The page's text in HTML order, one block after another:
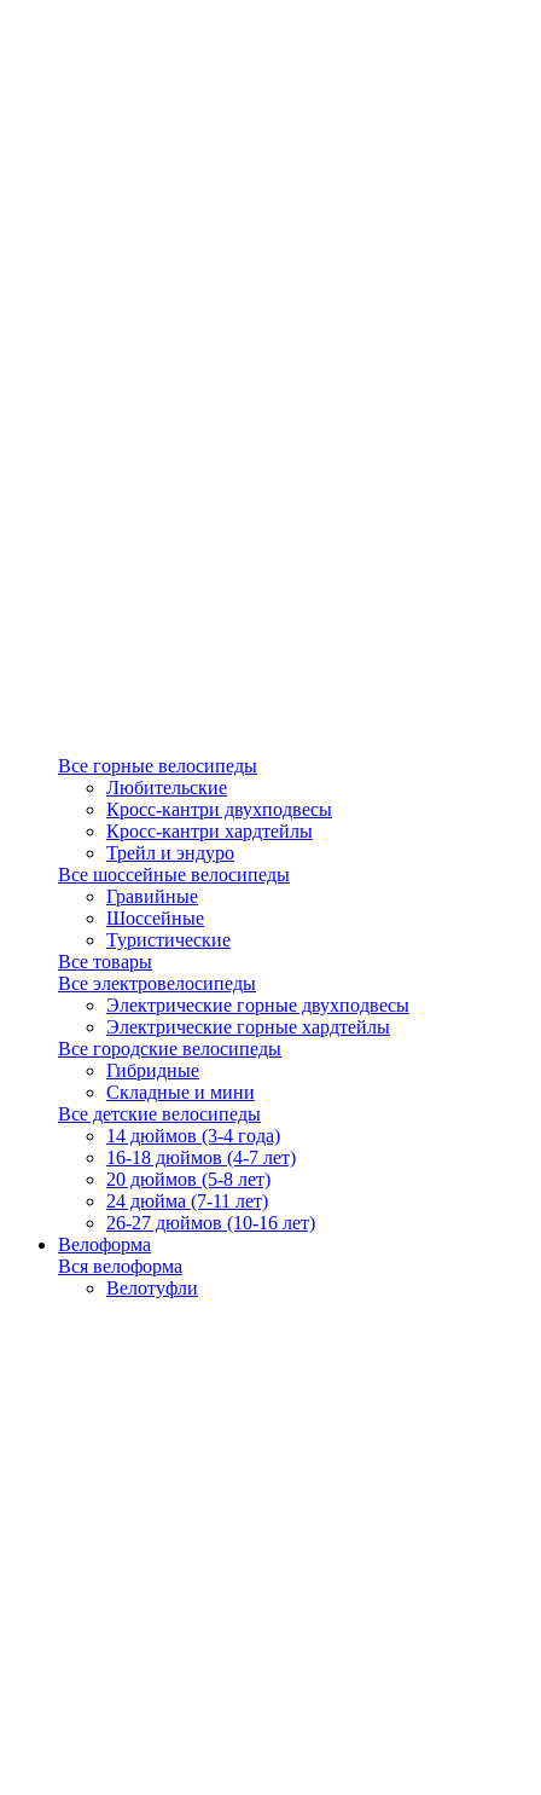
Все горные велосипеды
Любительские
Кросс-кантри двухподвесы
Кросс-кантри хардтейлы
Трейл и эндуро
Все шоссейные велосипеды
Гравийные
Шоссейные
Туристические
Все товары
Все электровелосипеды
Электрические горные двухподвесы
Электрические горные хардтейлы
Все городские велосипеды
Гибридные
Складные и мини
Все детские велосипеды
14 дюймов (3-4 года)
16-18 дюймов (4-7 лет)
20 дюймов (5-8 лет)
24 дюйма (7-11 лет)
26-27 дюймов (10-16 лет)
Велоформа
Вся велоформа
Велотуфли